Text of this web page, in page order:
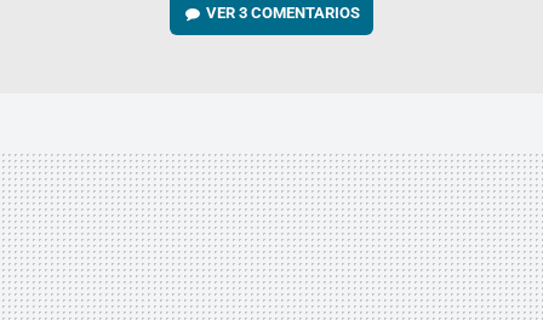
VER3 COMENTARIOS